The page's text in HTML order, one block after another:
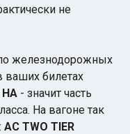
не
железнодорожных
ваших билетах
HA - значит часть
На вагоне так
AC TWO TIER